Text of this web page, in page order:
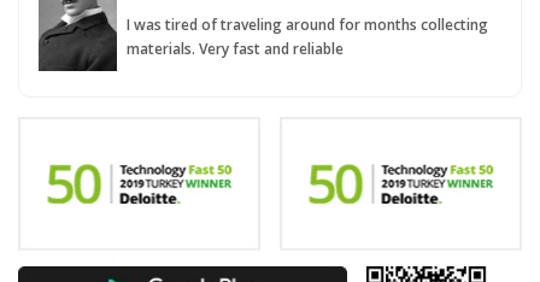
I was tired of traveling around for months collecting
materials. Very fast and reliable